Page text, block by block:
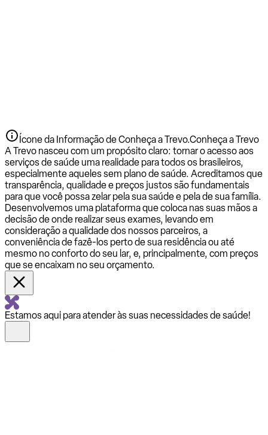
Ícone da Informação de Conheça a Trevo.Conheça a Trevo
A Trevo nasceu com um propósito claro: tornar o acesso aos
serviços de saúde uma realidade para todos os brasileiros,
especialmente aqueles sem plano de saúde. Acreditamos que
transparência, qualidade e preços justos são fundamentais
para que você possa zelar pela sua saúde e pela de sua família.
Desenvolvemos uma plataforma que coloca nas suas mãos a
decisão de onde realizar seus exames, levando em
consideração a qualidade dos nossos parceiros, a
conveniência de fazê-los perto de sua residência ou até
mesmo no conforto do seu lar, e, principalmente, com preços
que se encaixam no seu orçamento.
Estamos aqui para atender às suas necessidades de saúde!